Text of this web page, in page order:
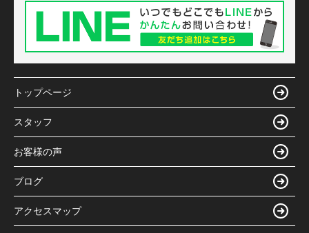
トップページ
スタッフ
お客様の声
ブログ
アクセスマップ